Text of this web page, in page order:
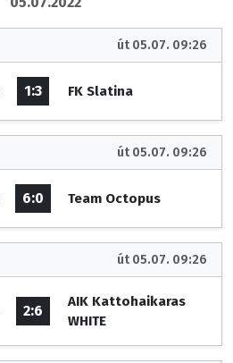
út 05.07. 09:26
1:3 FK Slatina
út 05.07. 09:26
6:0 Team Octopus
út 05.07. 09:26
2:6
AIK Kattohaikaras
WHITE